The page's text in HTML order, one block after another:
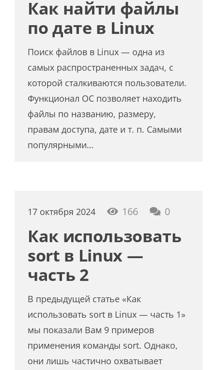
Как найти файлы
по дате в Linux
Поиск файлов в Linux — одна из
самых распространенных задач, с
которой сталкиваются пользователи.
Функционал ОС позволяет находить
файлы по названию, размеру,
правам доступа, дате и т. п. Самыми
популярными…
17 октября 2024 166 0
Как использовать
sort в Linux —
часть 2
В предыдущей статье «Как
использовать sort в Linux — часть 1»
мы показали Вам 9 примеров
применения команды sort. Однако,
они лишь частично охватывает